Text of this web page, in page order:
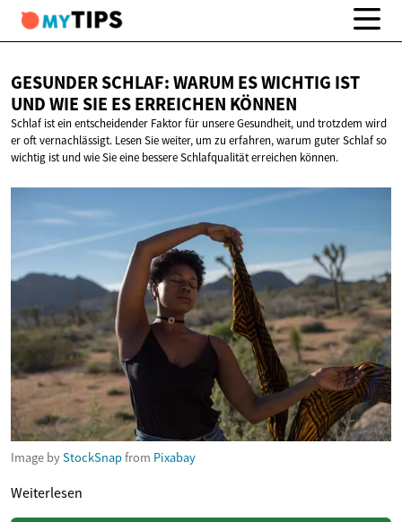
GESUNDER SCHLAF: WARUM ES WICHTIG IST
UND WIE SIE ESERREICHEN KÖNNEN
Schlaf ist ein entscheidender Faktor für unsere Gesundheit, und trotzdem wird
er oft vernachlässigt. Lesen Sie weiter, um zu erfahren, warum guter Schlaf so
wichtig ist und wie Sie eine bessere Schlafqualität erreichen können.
Image byStockSnapfrom Pixabay
Weiterlesen